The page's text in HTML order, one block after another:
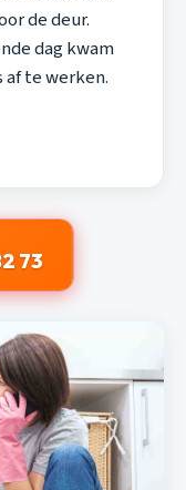
de deur.
dag kwam
af te werken.
73